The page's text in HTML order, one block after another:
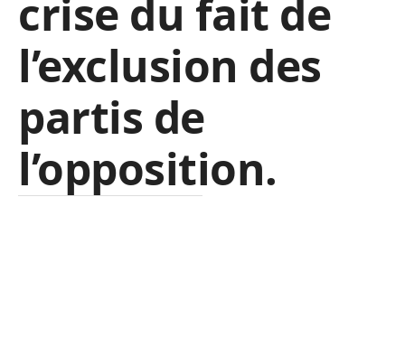
crise du fait de
l’exclusion des
partis de
l’opposition.